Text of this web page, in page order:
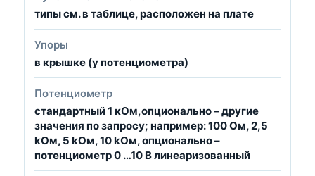
типы см. в таблице, расположен на плате
Упоры
в крышке (у потенциометра)
Потенциометр
стандартный 1 кОм,опционально – другие
значения по запросу; например: 100 Ом, 2,5
kОм, 5 kОм, 10 kОм, опционально –
потенциометр 0 …10 B линеаризованный